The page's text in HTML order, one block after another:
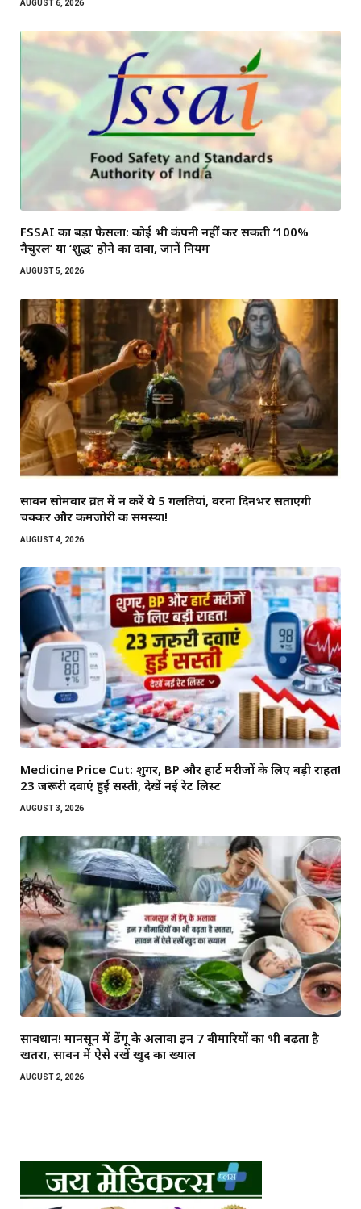
AUGUST 6, 2026
FSSAI का बड़ा फैसला: कोई भी कंपनी नहीं कर सकती ‘100%
नैचुरल’ या ‘शुद्ध’ होने का दावा, जानें नियम
AUGUST 5, 2026
सावन सोमवार व्रत में न करें ये 5 गलतियां, वरना दिनभर सताएगी
चक्कर और कमजोरी की समस्या!
AUGUST 4, 2026
Medicine Price Cut: शुगर, BP और हार्ट मरीजों के लिए बड़ी राहत!
23 जरूरी दवाएं हुईं सस्ती, देखें नई रेट लिस्ट
AUGUST 3, 2026
सावधान! मानसून में डेंगू के अलावा इन 7 बीमारियों का भी बढ़ता है
खतरा, सावन में ऐसे रखें खुद का ख्याल
AUGUST 2, 2026